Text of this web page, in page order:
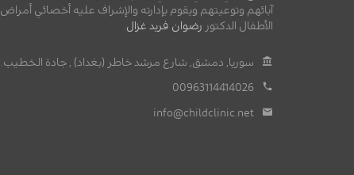
آبائهم وتوعيتهم ويقوم بإدارته والإشراف عليه أخصائي أمراض
الأطفال الدكتور رضوان فريد غزال
سوريا, دمشق, شارع مرشد خاطر (بغداد) , جادة الخطيب.
00963114414026
info@childclinic.net